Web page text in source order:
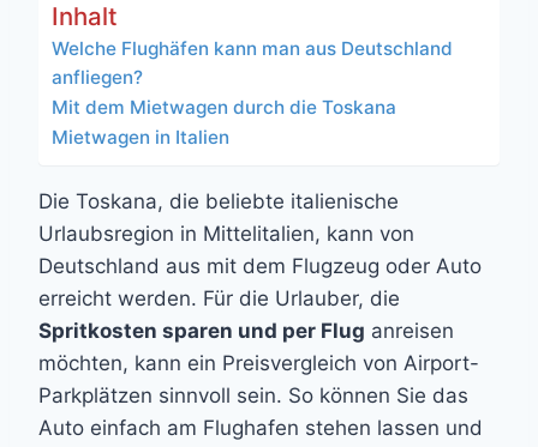
Inhalt
Welche Flughäfen kann man aus Deutschland
anfliegen?
Mit dem Mietwagen durch die Toskana
Mietwagen in Italien
Die Toskana, die beliebte italienische
Urlaubsregion in Mittelitalien, kann von
Deutschland aus mit dem Flugzeug oder Auto
erreicht werden. Für die Urlauber, die
Spritkosten sparen und per Flug anreisen
möchten, kann ein Preisvergleich von Airport-
Parkplätzen sinnvoll sein. So können Sie das
Auto einfach am Flughafen stehen lassen und